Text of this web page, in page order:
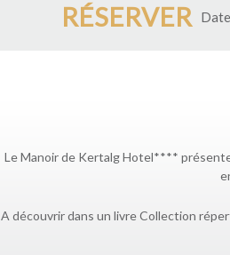
RÉSERVER
Le Manoir de Kertalg Hotel****
A découvrir dans un livre Collection